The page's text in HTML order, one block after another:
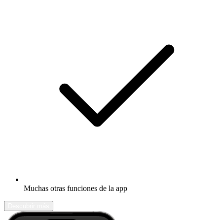
Muchas otras funciones de la app